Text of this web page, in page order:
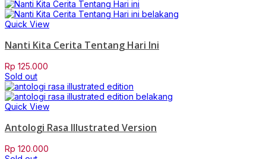
Quick View
Nanti Kita Cerita Tentang Hari Ini
Rp 125.000
Sold out
Quick View
Antologi Rasa Illustrated Version
Rp 120.000